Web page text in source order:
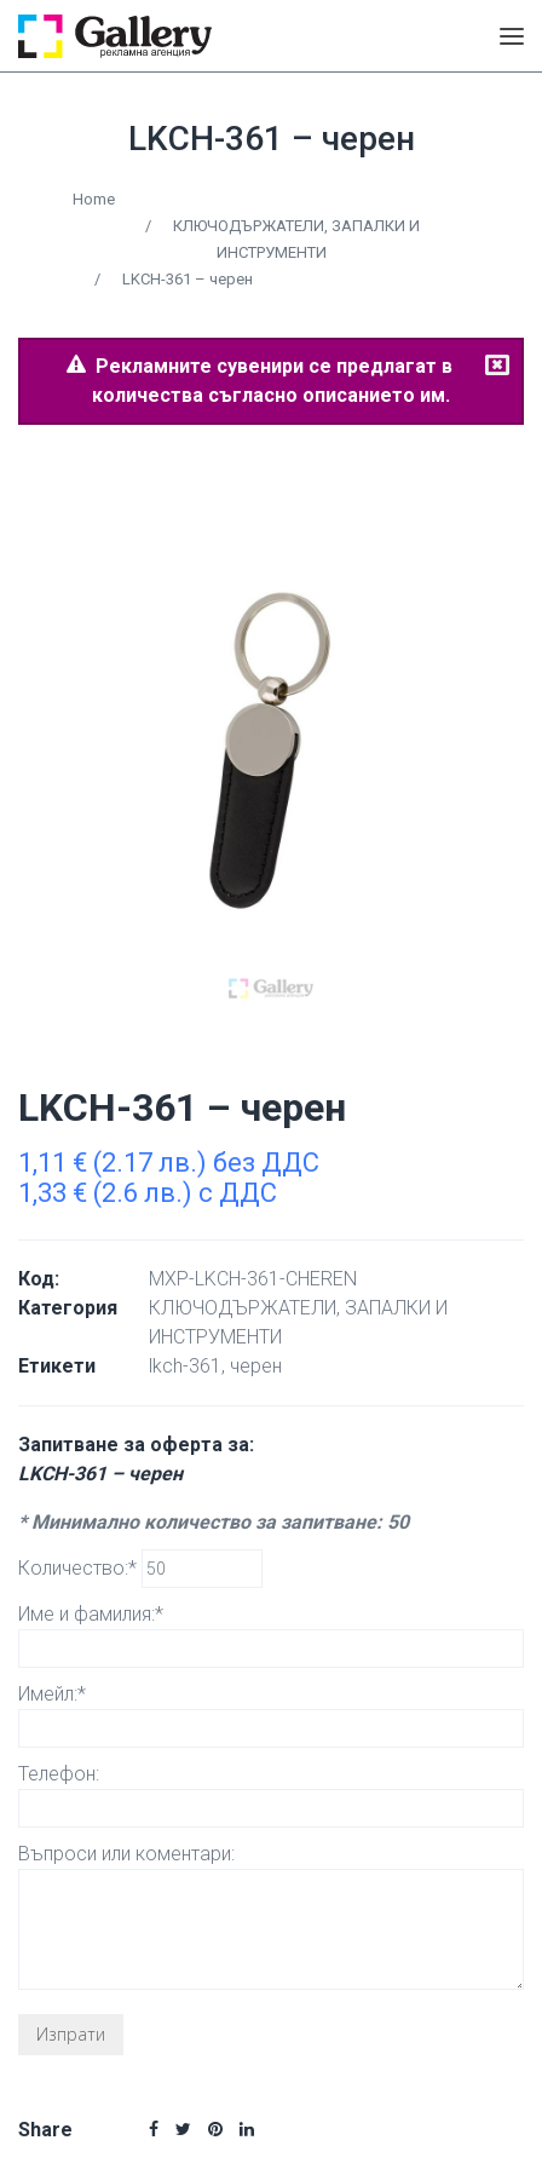
LKCH-361 – черен
Home
/
КЛЮЧОДЪРЖАТЕЛИ, ЗАПАЛКИ И
ИНСТРУМЕНТИ
/
LKCH-361 – черен
Рекламните сувенири се предлагат в
количества съгласно описанието им.
LKCH-361 – черен
1,11 € (2.17 лв.) без ДДС
1,33 € (2.6 лв.) с ДДС
Код:
MXP-LKCH-361-CHEREN
Категория
КЛЮЧОДЪРЖАТЕЛИ, ЗАПАЛКИ И
ИНСТРУМЕНТИ
Етикети
lkch-361 , черен
Запитване за оферта за:
LKCH-361 – черен
* Минимално количество за запитване: 50
Количество:*
Име и фамилия:*
Имейл:*
Телефон:
Въпроси или коментари:
Share